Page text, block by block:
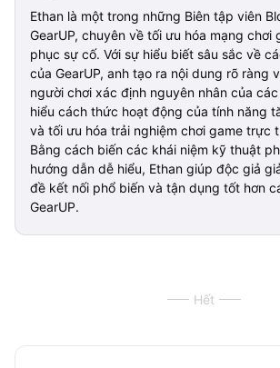
Ethan là một trong những Biên tập viên
GearUP, chuyên về tối ưu hóa mạng chơi
phục sự cố. Với sự hiểu biết sâu sắc về
của GearUP, anh tạo ra nội dung rõ ràng
người chơi xác định nguyên nhân của
hiểu cách thức hoạt động của tính năng
và tối ưu hóa trải nghiệm chơi game trực
Bằng cách biến các khái niệm kỹ thuật
hướng dẫn dễ hiểu, Ethan giúp độc giả
đề kết nối phổ biến và tận dụng tốt hơn
GearUP.
Hết